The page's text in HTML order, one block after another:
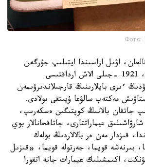
Фото:
اۋىل اراسىندا ايتىلىپ جۇرگەن
اڭگىمەلەرگە سەنسەك، 1921 -جىلى الاش ارداقتىسى
ءىرى بايلارىنىڭ قارجىلاندىرۋىمەن
مەكتەپ سالۋعا ۇيىتقى بولادى.
جاتقان بالانىڭ كوپتىگىن ەسكەرىپ،
عيماراتتارى، جاتاقحانالار بوي
قىزدار مەن ەر بالالاردىڭ بولەك
بىرنەشە قويما، جەرتولە قويما، «قىزىل
اكىمشىلىك عيمارات جانە اتقورا